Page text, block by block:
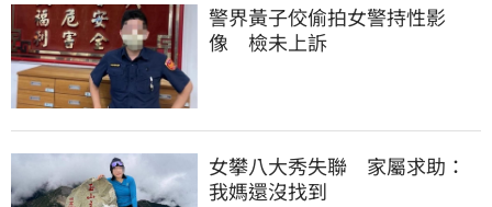
警界黃子佼偷拍女警持性影
像　檢未上訴
女攀八大秀失聯　家屬求助：
我媽還沒找到